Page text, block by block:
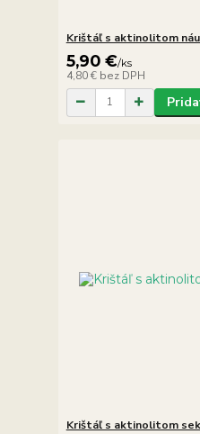
Krištáľ s aktinolitom
5,90 €/ks
4,80 € bez DPH
Krištáľ s aktinolitom